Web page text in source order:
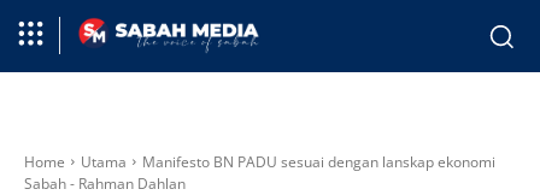
Home Utama
Manifesto BN PADU sesuai dengan lanskap ekonomi
Sabah - Rahman Dahlan